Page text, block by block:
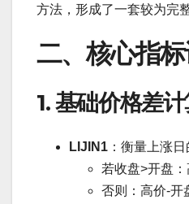
方法，形成了一套较为完
二、核心指
1. 基础价格差
LIJIN1 ：衡量上涨
若收盘>开盘
否则：高价-开